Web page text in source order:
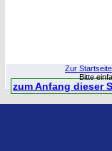
Zur Startseite
Bitte
zum Anfang dieser